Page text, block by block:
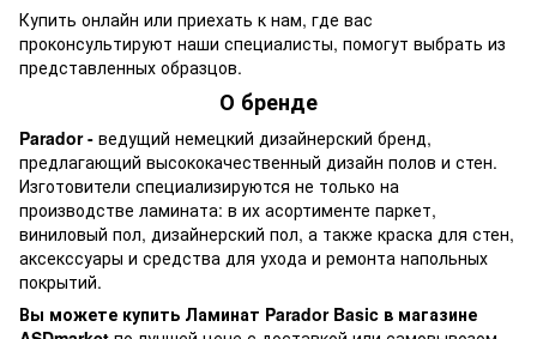
Купить онлайн или приехать к нам, где вас
проконсультируют наши специалисты, помогут выбрать из
представленных образцов.
О бренде
Parador - ведущий немецкий дизайнерский бренд,
предлагающий высококачественный дизайн полов и стен.
Изготовители специализируются не только на
производстве ламината: в их асортименте паркет,
виниловый пол, дизайнерский пол, а также краска для стен,
аксекссуары и средства для ухода и ремонта напольных
покрытий.
Вы можете купить Ламинат Parador Basic в магазине